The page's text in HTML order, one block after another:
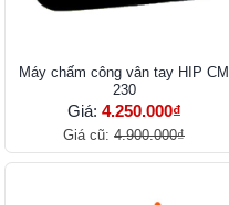
Máy chấm công vân tay HIP CM
230
Giá: 4.250.000₫
Giá cũ: 4.900.000₫